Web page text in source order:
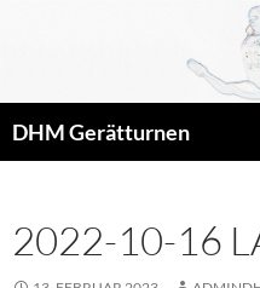
DHM Gerätturnen
2022-10-16